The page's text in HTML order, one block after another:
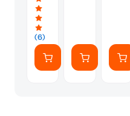
Slim
CP5724S
15.6"
Αδιάβροχη
-
Μαύρο
(6)